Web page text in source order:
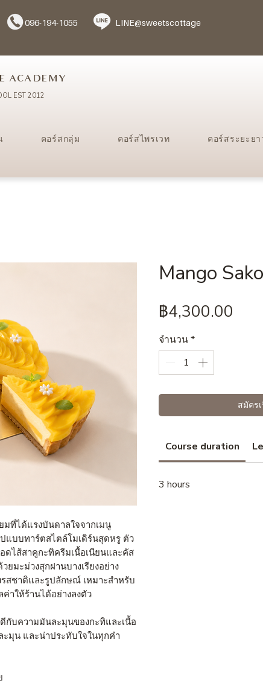
096-194-1055 LINE@sweetscottage
ACADEMY
EST 2012
คอร์สกลุ่ม คอร์สไพรเวท คอร์สระยะยา
มที่ได้แรงบันดาลใจจากเมนู
แบบทาร์ตสไตล์โมเดิร์นสุดหรู ตัว
ดไส้สาคูกะทิครีมเนื้อเนียนและคัส
มะม่วงสุกฝานบางเรียงอย่าง
สชาติและรูปลักษณ์ เหมาะสำหรับ
าให้ร้านได้อย่างลงตัว
กับความมันละมุนของกะทิและเนื้อ
มุน และน่าประทับใจในทุกคำ
Mango
฿4,300.00
จำนวน*
สมัคร
Course duration
3 hours